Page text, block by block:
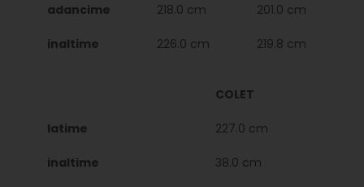
adancime 218.0 cm 201.0 cm
inaltime 226.0 cm 219.8 cm
COLET
latime 227.0 cm
inaltime 38.0 cm